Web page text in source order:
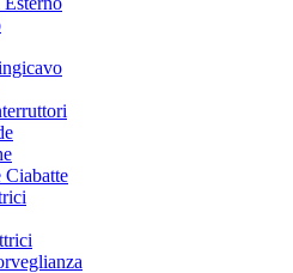
Ciabatte